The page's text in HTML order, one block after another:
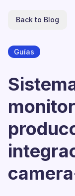
Back to Blog
Guías